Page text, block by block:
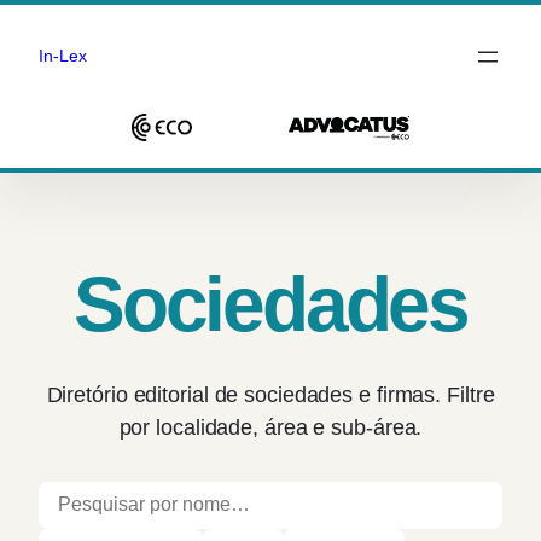
Saltar
In-Lex
Sociedades
Diretório editorial de sociedades e firmas. Filtre
por localidade, área e sub-área.